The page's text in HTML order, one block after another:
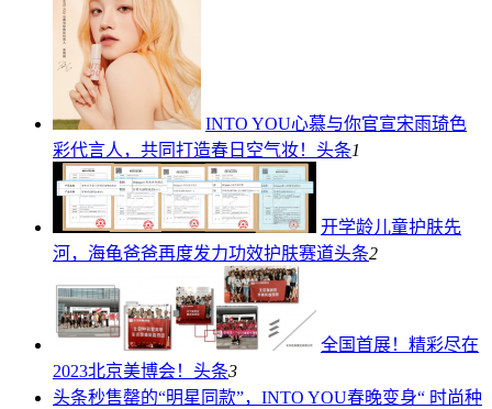
INTO YOU心慕与你官宣宋雨琦色
彩代言人，共同打造春日空气妆！ 头条1
开学龄儿童护肤先
河，海龟爸爸再度发力功效护肤赛道头条2
全国首展！精彩尽在
2023北京美博会！ 头条3
头条秒售罄的“明星同款”，INTO YOU春晚变身“ 时尚种